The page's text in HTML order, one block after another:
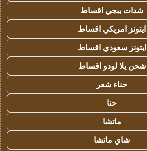
شدات ببجي اقساط
ايتونز امريكي اقساط
ايتونز سعودي اقساط
شحن يلا لودو اقساط
حناء شعر
حنا
ماتشا
شاي ماتشا